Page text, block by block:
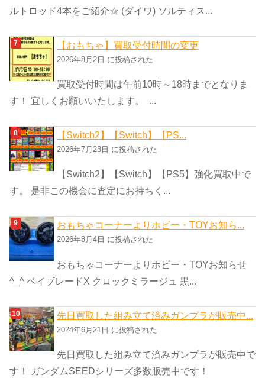
ルトロッド4本をご紹介☆ (ダイワ) ソルティス...
【おもちゃ】買取受付時間の変更
2026年8月2日 に投稿された
買取受付時間は午前10時～18時までとなりま
す！ 宜しくお願いいたします。 ...
【Switch2】【Switch】【PS...
2026年7月23日 に投稿された
【Switch2】【Switch】【PS5】強化買取中で
す。 是非この機会に査定にお持ちく...
おもちゃコーナーよりホビー・TOYお知ら...
2026年8月4日 に投稿された
おもちゃコーナーよりホビー・TOYお知らせ
^_^ ベイブレードX クロックミラージュ 黒...
先日買取した組み立て済みガンプラが販売中...
2024年6月21日 に投稿された
先日買取した組み立て済みガンプラが販売中で
す！ ガンダムSEEDシリーズ多数販売中です！